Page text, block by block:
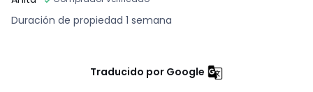
Duración de propiedad 1 semana
Traducido por Google